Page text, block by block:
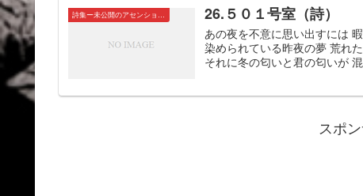
詩集ー未公開のアセンションたちー 26.５０１号室（詩）
あの夜を不意に思い出すには
染められている昨夜の夢 荒れ
それに冬の匂いと君の匂いが
スポ